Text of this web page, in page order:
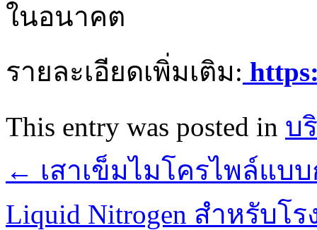
ในอนาคต
รายละเอียดเพิ่มเติม:
This entry was posted in บ
← เสาเข็มไมโครไพล์แบ
Liquid Nitrogen สำหรับโ